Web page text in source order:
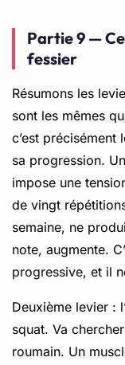
Partie 9 —
fessier
Résumons les
sont les mêmes
c’est
sa progression.
impose une
de vingt
semaine, ne
note, augmente.
progressive, et il
Deuxième levier :
squat. Va
roumain. Un